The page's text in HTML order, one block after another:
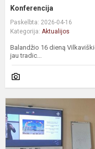
Konferencija
Paskelbta: 2026-04-16
Kategorija: Aktualijos
Balandžio 16 dieną
jau tradic...